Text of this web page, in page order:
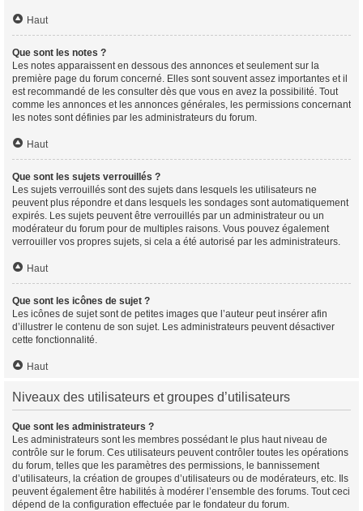
Haut
Que sont les notes ?
Les notes apparaissent en dessous des annonces et seulement sur la
première page du forum concerné. Elles sont souvent assez importantes et il
est recommandé de les consulter dès que vous en avez la possibilité. Tout
comme les annonces et les annonces générales, les permissions concernant
les notes sont définies par les administrateurs du forum.
Haut
Que sont les sujets verrouillés ?
Les sujets verrouillés sont des sujets dans lesquels les utilisateurs ne
peuvent plus répondre et dans lesquels les sondages sont automatiquement
expirés. Les sujets peuvent être verrouillés par un administrateur ou un
modérateur du forum pour de multiples raisons. Vous pouvez également
verrouiller vos propres sujets, si cela a été autorisé par les administrateurs.
Haut
Que sont les icônes de sujet ?
Les icônes de sujet sont de petites images que l’auteur peut insérer afin
d’illustrer le contenu de son sujet. Les administrateurs peuvent désactiver
cette fonctionnalité.
Haut
Niveaux des utilisateurs et groupes d’utilisateurs
Que sont les administrateurs ?
Les administrateurs sont les membres possédant le plus haut niveau de
contrôle sur le forum. Ces utilisateurs peuvent contrôler toutes les opérations
du forum, telles que les paramètres des permissions, le bannissement
d’utilisateurs, la création de groupes d’utilisateurs ou de modérateurs, etc. Ils
peuvent également être habilités à modérer l’ensemble des forums. Tout ceci
dépend de la configuration effectuée par le fondateur du forum.